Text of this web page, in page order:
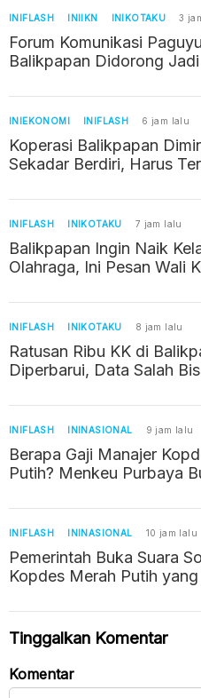
INIFLASH INIIKN INIKOTAKU 3
Forum Komunikasi
Balikpapan Didorong
INIEKONOMI INIFLASH 6 jam lalu
Koperasi Balikpapan
Sekadar Berdiri, Harus
INIFLASH INIKOTAKU 7 jam lalu
Balikpapan Ingin Naik
Olahraga, Ini Pesan Wali
INIFLASH INIKOTAKU 8 jam lalu
Ratusan Ribu KK di
Diperbarui, Data Salah
INIFLASH ININASIONAL 9 jam lalu
Berapa Gaji Manajer
Putih? Menkeu Purbaya
INIFLASH ININASIONAL 10 jam lalu
Pemerintah Buka Suara
Kopdes Merah Putih
Tinggalkan Komentar
Komentar